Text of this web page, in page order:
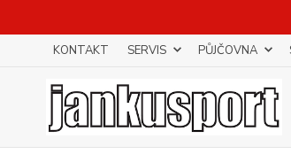
KONTAKT SERVIS PŮJČOVNA